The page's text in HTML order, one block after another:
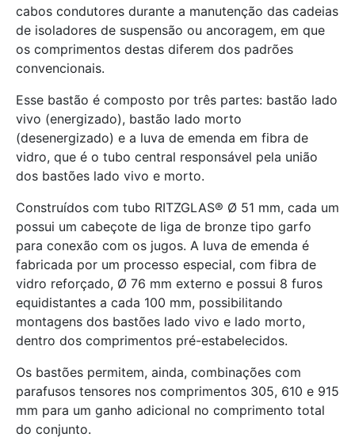
cabos condutores durante a manutenção das cadeias
de isoladores de suspensão ou ancoragem, em que
os comprimentos destas diferem dos padrões
convencionais.
Esse bastão é composto por três partes: bastão lado
vivo (energizado), bastão lado morto
(desenergizado) e a luva de emenda em fibra de
vidro, que é o tubo central responsável pela união
dos bastões lado vivo e morto.
Construídos com tubo RITZGLAS® Ø 51 mm, cada um
possui um cabeçote de liga de bronze tipo garfo
para conexão com os jugos. A luva de emenda é
fabricada por um processo especial, com fibra de
vidro reforçado, Ø 76 mm externo e possui 8 furos
equidistantes a cada 100 mm, possibilitando
montagens dos bastões lado vivo e lado morto,
dentro dos comprimentos pré-estabelecidos.
Os bastões permitem, ainda, combinações com
parafusos tensores nos comprimentos 305, 610 e 915
mm para um ganho adicional no comprimento total
do conjunto.